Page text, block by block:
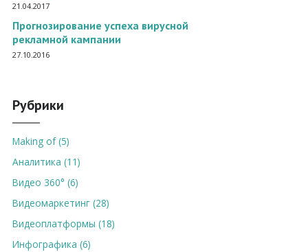
21.04.2017
Прогнозирование успеха вирусной
рекламной кампании
27.10.2016
Рубрики
Making of (5)
Аналитика (11)
Видео 360° (6)
Видеомаркетинг (28)
Видеоплатформы (18)
Инфографика (6)